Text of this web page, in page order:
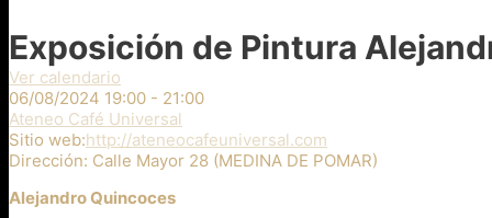
Exposición de Pintura
Ver calendario
06/08/2024 19:00 - 21:00
Ateneo Café Universal
Sitio web:http://ateneocafeuniversal.com
Dirección: Calle Mayor 28 (MEDINA DE POMAR)
Alejandro Quincoces